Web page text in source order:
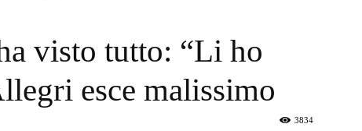
visto tutto: “Li ho
esce malissimo
3834